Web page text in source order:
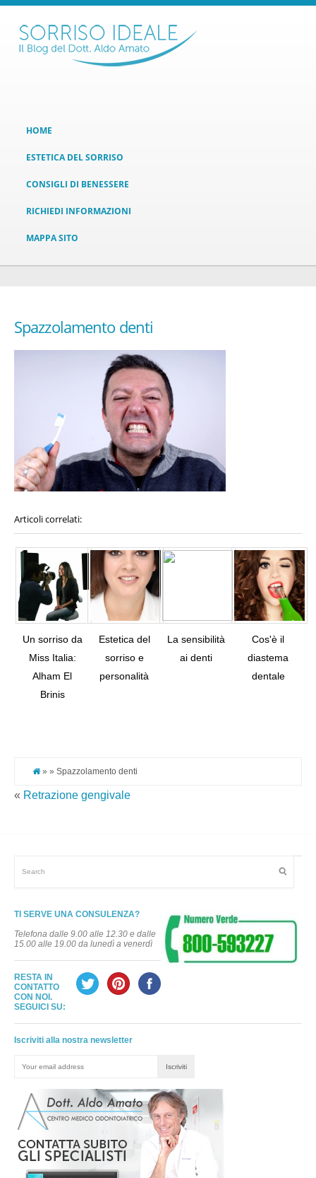
HOME
ESTETICA DEL SORRISO
CONSIGLI DI BENESSERE
RICHIEDI INFORMAZIONI
MAPPA SITO
Spazzolamento denti
Articoli correlati:
Un sorriso da
Miss Italia:
Alham El
Brinis
Estetica del
sorriso e
personalità
La sensibilità
ai denti
Cos'è il
diastema
dentale
» » Spazzolamento denti
« Retrazione gengivale
TI SERVE UNA CONSULENZA?
Telefona dalle 9.00 alle 12.30 e dalle
15.00 alle 19.00 da lunedì a venerdì
RESTA IN
CONTATTO
CON NOI.
SEGUICI SU:
Iscriviti alla nostra newsletter